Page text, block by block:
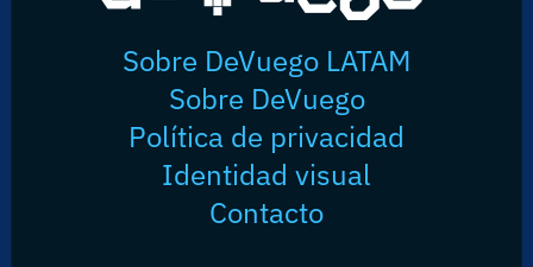
Sobre DeVuego LATAM
Sobre DeVuego
Política de privacidad
Identidad visual
Contacto